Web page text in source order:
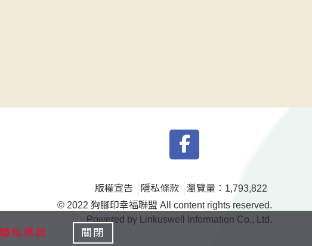
版權宣告 隱私條款
瀏覽量：1,793,822
© 2022 狗腳印幸福聯盟 All content rights reserved.
Powered by Linkuswell Information Co., Ltd.
隱私條款 關閉